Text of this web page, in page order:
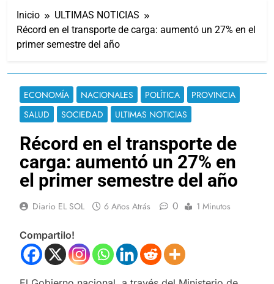
Inicio
ULTIMAS NOTICIAS
Récord en el transporte de carga: aumentó un 27% en el
primer semestre del año
ECONOMÍA NACIONALES POLÍTICA
PROVINCIA
SALUD
SOCIEDAD ULTIMAS NOTICIAS
Récord en el transporte de
carga: aumentó un 27% en
el primer semestre del año
Diario EL SOL 6 Años Atrás 0 1 Minutos
Compartilo!